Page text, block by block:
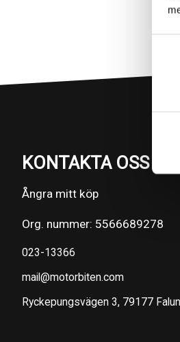
KONTAKTA OSS PÅ
Ångra mitt köp
Org. nummer: 5566689278
023-13366
mail@motorbiten.com
Ryckepungsvägen 3, 79177 Falun